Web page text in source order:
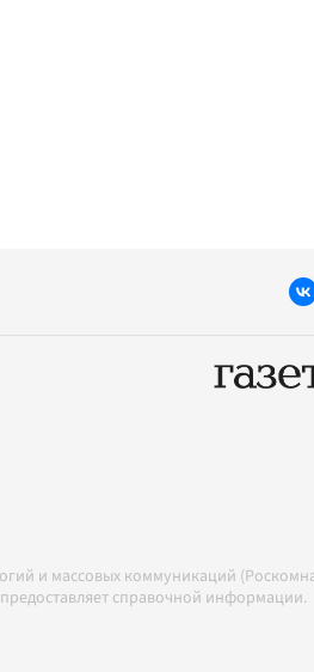
и массовых коммуникаций
справочной информации.